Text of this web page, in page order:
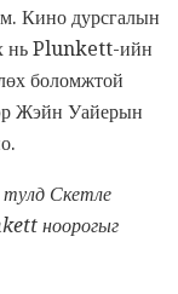
Кино дурсгалын
нь Plunkett-ийн
боломжтой
Жэйн Уайерын
тулд Скетле
ноорогыг